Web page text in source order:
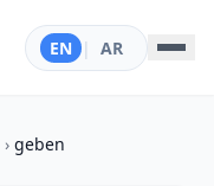
EN | AR
› geben